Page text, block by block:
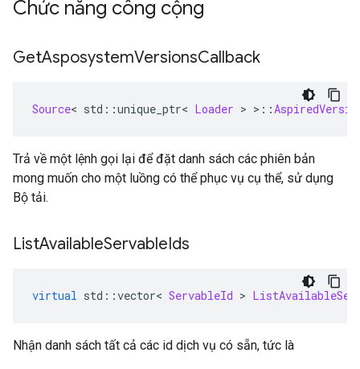
Chức năng công cộng
GetAsposystemVersionsCallback
Source< std ::unique_ptr< Loader > >::
Trả về một lệnh gọi lại để đặt danh sách các phiên bản
mong muốn cho một luồng có thể phục vụ cụ thể, sử dụng
Bộ tải.
ListAvailableServableIds
virtual std ::vector< ServableId >
Nhận danh sách tất cả các id dịch vụ có sẵn, tức là